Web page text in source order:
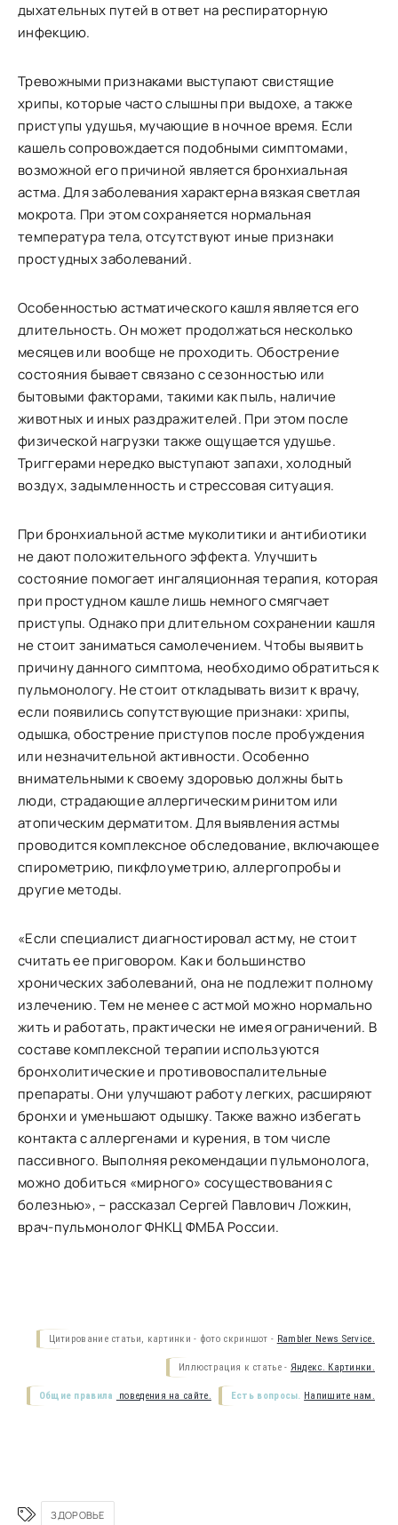
дыхательных путей в ответ на респираторную
инфекцию.
Тревожными признаками выступают свистящие
хрипы, которые часто слышны при выдохе, а также
приступы удушья, мучающие в ночное время. Если
кашель сопровождается подобными симптомами,
возможной его причиной является бронхиальная
астма. Для заболевания характерна вязкая светлая
мокрота. При этом сохраняется нормальная
температура тела, отсутствуют иные признаки
простудных заболеваний.
Особенностью астматического кашля является его
длительность. Он может продолжаться несколько
месяцев или вообще не проходить. Обострение
состояния бывает связано с сезонностью или
бытовыми факторами, такими как пыль, наличие
животных и иных раздражителей. При этом после
физической нагрузки также ощущается удушье.
Триггерами нередко выступают запахи, холодный
воздух, задымленность и стрессовая ситуация.
При бронхиальной астме муколитики и антибиотики
не дают положительного эффекта. Улучшить
состояние помогает ингаляционная терапия, которая
при простудном кашле лишь немного смягчает
приступы. Однако при длительном сохранении кашля
не стоит заниматься самолечением. Чтобы выявить
причину данного симптома, необходимо обратиться к
пульмонологу. Не стоит откладывать визит к врачу,
если появились сопутствующие признаки: хрипы,
одышка, обострение приступов после пробуждения
или незначительной активности. Особенно
внимательными к своему здоровью должны быть
люди, страдающие аллергическим ринитом или
атопическим дерматитом. Для выявления астмы
проводится комплексное обследование, включающее
спирометрию, пикфлоуметрию, аллергопробы и
другие методы.
«Если специалист диагностировал астму, не стоит
считать ее приговором. Как и большинство
хронических заболеваний, она не подлежит полному
излечению. Тем не менее с астмой можно нормально
жить и работать, практически не имея ограничений. В
составе комплексной терапии используются
бронхолитические и противовоспалительные
препараты. Они улучшают работу легких, расширяют
бронхи и уменьшают одышку. Также важно избегать
контакта с аллергенами и курения, в том числе
пассивного. Выполняя рекомендации пульмонолога,
можно добиться «мирного» сосуществования с
болезнью», – рассказал Сергей Павлович Ложкин,
врач-пульмонолог ФНКЦ ФМБА России.
Цитирование статьи, картинки - фото скриншот - Rambler News Service.
Иллюстрация к статье - Яндекс. Картинки.
Есть вопросы. Напишите нам.
Общие правила поведения на сайте.
ЗДОРОВЬЕ